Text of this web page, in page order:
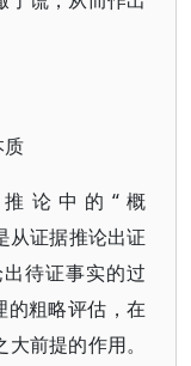
质
论中的“概
从证据推论出证
待证事实的过
的粗略评估，在
前提的作用。